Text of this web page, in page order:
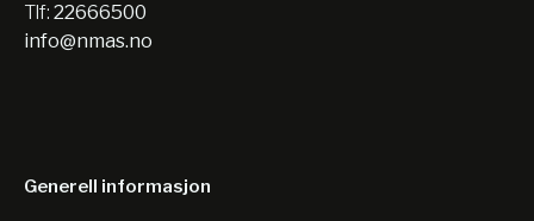
Tlf: 22666500
info@nmas.no
Generell informasjon